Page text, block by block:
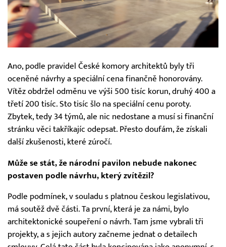
Ano, podle pravidel České komory architektů byly tři
oceněné návrhy a speciální cena finančně honorovány.
Vítěz obdržel odměnu ve výši 500 tisíc korun, druhý 400 a
třetí 200 tisíc. Sto tisíc šlo na speciální cenu poroty.
Zbytek, tedy 34 týmů, ale nic nedostane a musí si finanční
stránku věci takříkajíc odepsat. Přesto doufám, že získali
další zkušenosti, které zúročí.
Může se stát, že národní pavilon nebude nakonec
postaven podle návrhu, který zvítězil?
Podle podmínek, v souladu s platnou českou legislativou,
má soutěž dvě části. Ta první, která je za námi, bylo
architektonické soupeření o návrh. Tam jsme vybrali tři
projekty, a s jejich autory začneme jednat o detailech